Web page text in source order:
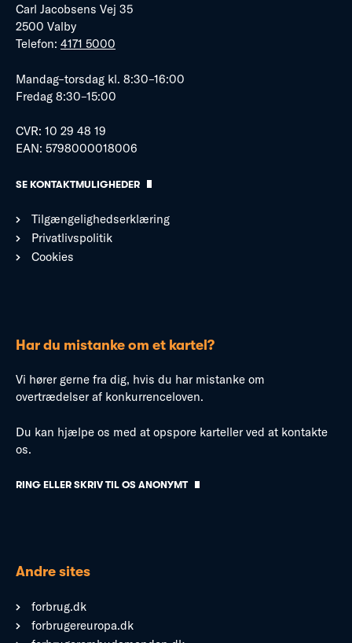
Carl Jacobsens Vej 35
2500 Valby
Telefon: 4171 5000
Mandag–torsdag kl. 8:30–16:00
Fredag 8:30–15:00
CVR: 10 29 48 19
EAN: 5798000018006
SE KONTAKTMULIGHEDER
Tilgængelighedserklæring
Privatlivspolitik
Cookies
Har du mistanke om et kartel?
Vi hører gerne fra dig, hvis du har mistanke om
overtrædelser af konkurrenceloven.
Du kan hjælpe os med at opspore karteller ved at kontakte
os.
RING ELLER SKRIV TIL OS ANONYMT
Andre sites
forbrug.dk
forbrugereuropa.dk